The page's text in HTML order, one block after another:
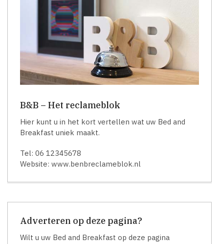
B&B – Het reclameblok
Hier kunt u in het kort vertellen wat uw Bed and
Breakfast uniek maakt.
Tel: 06 12345678
Website: www.benbreclameblok.nl
Adverteren op deze pagina?
Wilt u uw Bed and Breakfast op deze pagina